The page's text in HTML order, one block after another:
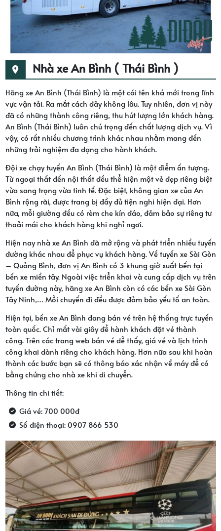
Nhà xe An Bình ( Thái Bình )
Hãng xe An Bình (Thái Bình) là một cái tên khá mới trong lĩnh
vực vận tải. Ra mắt cách đây không lâu. Tuy nhiên, đơn vị này
đã có những thành công riêng, thu hút lượng lớn khách hàng.
An Bình (Thái Bình) luôn chú trọng đến chất lượng dịch vụ. Vì
vậy, có rất nhiều chương trình khác nhau nhằm mang đến
những trải nghiệm đa dạng cho hành khách.
Đội xe chạy tuyến An Bình (Thái Bình) là một điểm ấn tượng.
Từ ngoại thất đến nội thất đều thể hiện một vẻ đẹp riêng biệt
vừa sang trọng vừa tinh tế. Đặc biệt, không gian xe của An
Bình rộng rãi, được trang bị đầy đủ tiện nghi hiện đại. Hơn
nữa, mỗi giường đều có rèm che kín đáo, đảm bảo sự riêng tư
thoải mái cho khách hàng khi nghỉ ngơi.
Hiện nay nhà xe An Bình đã mở rộng và phát triển nhiều tuyến
đường khác nhau để phục vụ khách hàng. Về tuyến xe Sài Gòn
– Quảng Bình, đơn vị An Bình có 3 khung giờ xuất bến tại
bến xe miền tây. Ngoài việc triển khai và cung cấp dịch vụ trên
tuyến đường này, hãng xe An Bình còn có các bến xe Sài Gòn
Tây Ninh,… Mỗi chuyến đi đều được đảm bảo yếu tố an toàn.
Hiện tại, bến xe An Bình đang bán vé trên hệ thống trực tuyến
toàn quốc. Chỉ mất vài giây để hành khách đặt vé thành
công. Trên các trang web bán vé dễ thấy, giá vé và lịch trình
công khai dành riêng cho khách hàng. Hơn nữa sau khi hoàn
thành các bước bạn sẽ có thông báo xác nhận về máy để có
bằng chứng cho nhà xe khi di chuyển.
Thông tin chi tiết:
Giá vé: 700 000đ
Số điện thoại: 0907 866 530